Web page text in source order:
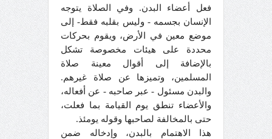
فعل أعضاء البدن. وفي الصلاة يتوجه
الإنسان بجسمه - وليس بقلبه فقط- إلى
موضع معين في الأرض، ويقوم بحركات
محددة على هيئات مخصوصة تشكل
بالإضافة إلى أقوال معينة صلاة
المسلمين، وتميزها عن صلاة غيرهم.
والبدن مسئول - عبر صاحبه - عن أفعاله،
والأعضاء تنطق يوم القيامة بما فعلت،
حتى بالمخالفة لصاحبها وقوله يومئذ.
هذا الاهتمام بالبدن، وإدخاله ضمن